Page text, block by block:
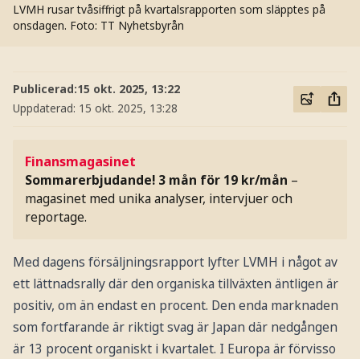
LVMH rusar tvåsiffrigt på kvartalsrapporten som släpptes på
onsdagen. Foto: TT Nyhetsbyrån
Publicerad:15 okt. 2025, 13:22
Uppdaterad: 15 okt. 2025, 13:28
Finansmagasinet
Sommarerbjudande! 3 mån för 19 kr/mån –
magasinet med unika analyser, intervjuer och
reportage.
Med dagens försäljningsrapport lyfter LVMH i något av
ett lättnadsrally där den organiska tillväxten äntligen är
positiv, om än endast en procent. Den enda marknaden
som fortfarande är riktigt svag är Japan där nedgången
är 13 procent organiskt i kvartalet. I Europa är förvisso